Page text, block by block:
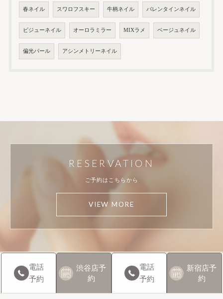
春ネイル スワロフスキー 牛柄ネイル バレンタインネイル
ビジューネイル オーロラミラー MIXラメ ベージュネイル
偏光パール アシンメトリーネイル
ご予約はこちらから
RESERVATION
VIEW MORE
電話
予約
渋谷店予
約
電話
予約
新宿店予
約